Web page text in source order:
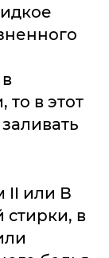
в этот
II или В
стирки, в